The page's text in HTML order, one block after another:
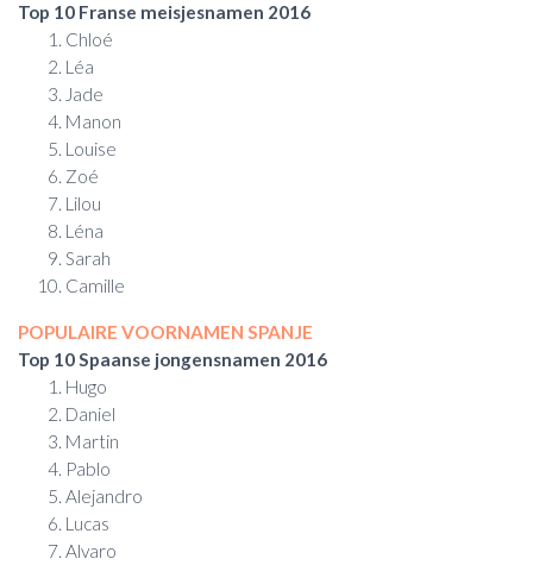
Top 10 Franse meisjesnamen 2016
Chloé
Léa
Jade
Manon
Louise
Zoé
Lilou
Léna
Sarah
Camille
POPULAIRE VOORNAMEN SPANJE
Top 10 Spaanse jongensnamen 2016
Hugo
Daniel
Martin
Pablo
Alejandro
Lucas
Alvaro